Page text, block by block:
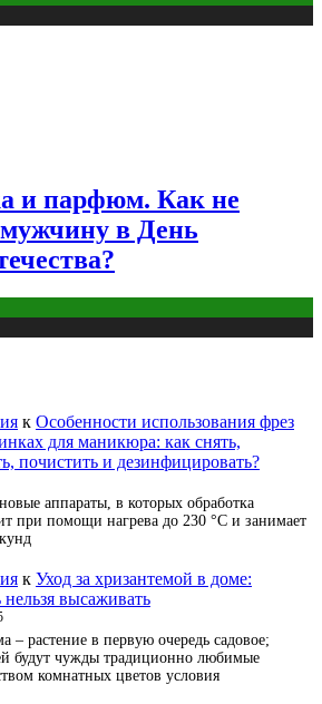
и парфюм. Как не
мужчину в День
к Особенности использования фрез
для маникюра: как снять,
почистить и дезинфицировать?
аппараты, в которых обработка
при помощи нагрева до 230 °С и занимает
к Уход за хризантемой в доме:
нельзя высаживать
– растение в первую очередь садовое;
будут чужды традиционно любимые
комнатных цветов условия